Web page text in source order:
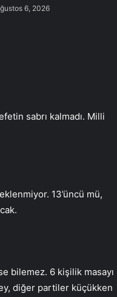
6, 2026
sabrı kalmadı. Milli
13’üncü mü,
.
bilemez. 6 kişilik masayı
diğer partiler küçükken